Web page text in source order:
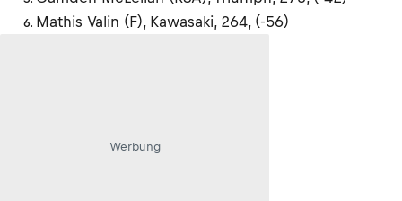
Mathis Valin (F), Kawasaki, 264, (-56)
Werbung